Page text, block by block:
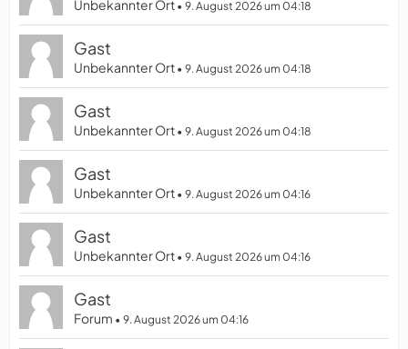
Unbekannter Ort 9. August 2026 um 04:18
Gast
Unbekannter Ort 9. August 2026 um 04:18
Gast
Unbekannter Ort 9. August 2026 um 04:18
Gast
Unbekannter Ort 9. August 2026 um 04:16
Gast
Unbekannter Ort 9. August 2026 um 04:16
Gast
Forum 9. August 2026 um 04:16